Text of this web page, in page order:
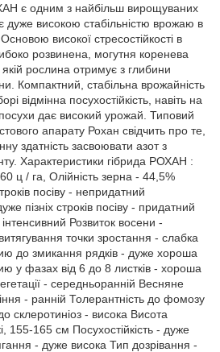
є одним з найбільш вирощуваних
дуже високою стабільністю врожаю в
високої стресостійкості в
розвинена, могутня коренева
рослина отримує з глибини
Компактний, стабільна врожайність
відмінна посухостійкість, навіть на
посухи дає високий урожай. Типовий
апарату Рохан свідчить про те,
здатність засвоювати азот з
Характеристики гібрида РОХАН :
ц / га, Олійність зерна - 44,5%
посіву - непридатний
пізніх строків посіву - придатний
Розвиток восени -
точки зростання - слабка
до змикання рядків - дуже хороша
у фазах від 6 до 8 листків - хороша
- середньоранній Весняне
- ранній Толерантність до фомозу
склеротиніоз - висока Висота
155-165 см Посухостійкість - дуже
- дуже висока Тип дозрівання -